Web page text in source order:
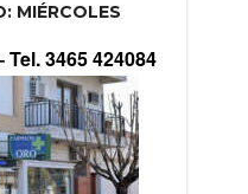
MIÉRCOLES
Tel. 3465 424084